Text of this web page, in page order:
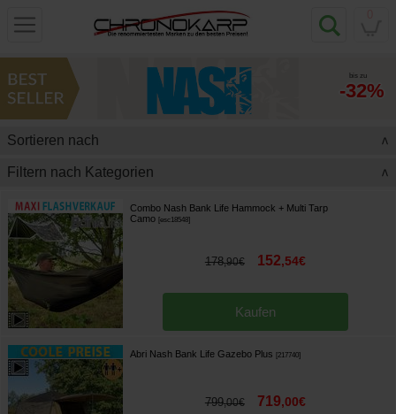
bis zu
-32%
Sortieren nach >
Filtern nach Kategorien >
Combo Nash Bank Life Hammock + Multi Tarp
Camo [esc18548]
178,90€ 152,54€
Kaufen
Abri Nash Bank Life Gazebo Plus 217740]
799,00€ 719,00€